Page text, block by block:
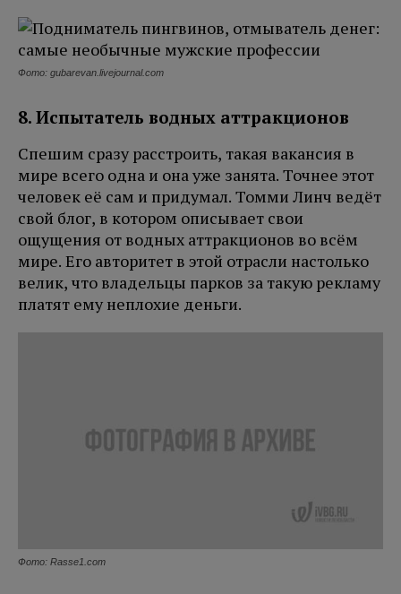
Фото: gubarevan.livejournal.com
8. Испытатель водных аттракционов
Спешим сразу расстроить, такая вакансия в
мире всего одна и она уже занята. Точнее этот
человек её сам и придумал. Томми Линч ведёт
свой блог, в котором описывает свои
ощущения от водных аттракционов во всём
мире. Его авторитет в этой отрасли настолько
велик, что владельцы парков за такую рекламу
платят ему неплохие деньги.
Фото: Rasse1.com